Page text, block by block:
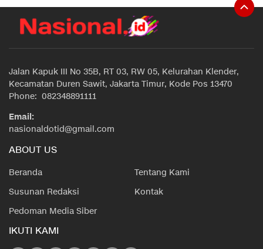
Jalan Kapuk III No 35B, RT 03, RW 05, Kelurahan Klender,
Kecamatan Duren Sawit, Jakarta Timur, Kode Pos 13470
Phone: 082348891111
Email:
nasionaldotid@gmail.com
ABOUT US
Beranda
Tentang Kami
Susunan Redaksi
Kontak
Pedoman Media Siber
IKUTI KAMI